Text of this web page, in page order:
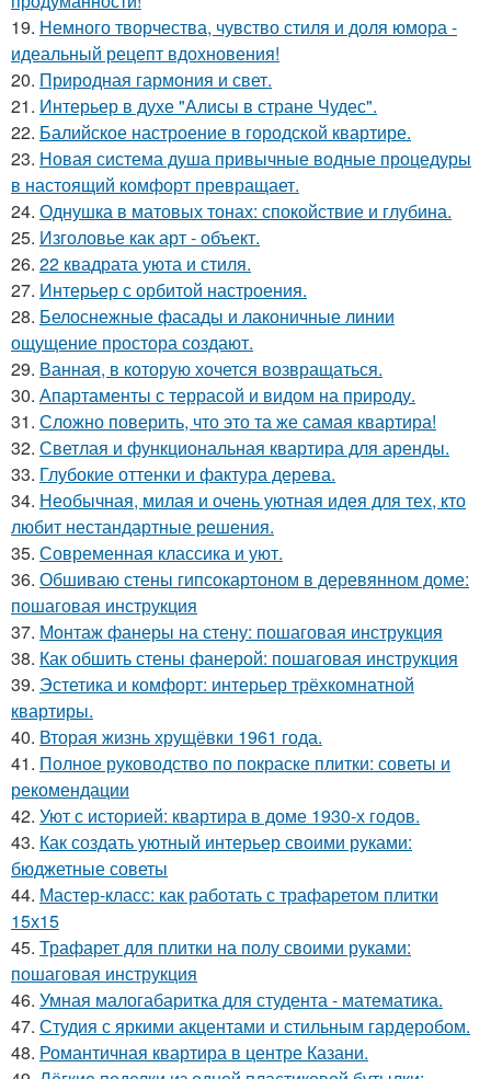
19. Немного творчества, чувство стиля и доля юмора -
идеальный рецепт вдохновения!
20. Природная гармония и свет.
21. Интерьер в духе "Алисы в стране Чудес".
22. Балийское настроение в городской квартире.
23. Новая система душа привычные водные процедуры
в настоящий комфорт превращает.
24. Однушка в матовых тонах: спокойствие и глубина.
25. Изголовье как арт - объект.
26. 22 квадрата уюта и стиля.
27. Интерьер с орбитой настроения.
28. Белоснежные фасады и лаконичные линии
ощущение простора создают.
29. Ванная, в которую хочется возвращаться.
30. Апартаменты с террасой и видом на природу.
31. Сложно поверить, что это та же самая квартира!
32. Светлая и функциональная квартира для аренды.
33. Глубокие оттенки и фактура дерева.
34. Необычная, милая и очень уютная идея для тех, кто
любит нестандартные решения.
35. Современная классика и уют.
36. Обшиваю стены гипсокартоном в деревянном доме:
пошаговая инструкция
37. Монтаж фанеры на стену: пошаговая инструкция
38. Как обшить стены фанерой: пошаговая инструкция
39. Эстетика и комфорт: интерьер трёхкомнатной
квартиры.
40. Вторая жизнь хрущёвки 1961 года.
41. Полное руководство по покраске плитки: советы и
рекомендации
42. Уют с историей: квартира в доме 1930-х годов.
43. Как создать уютный интерьер своими руками:
бюджетные советы
44. Мастер-класс: как работать с трафаретом плитки
15х15
45. Трафарет для плитки на полу своими руками:
пошаговая инструкция
46. Умная малогабаритка для студента - математика.
47. Студия с яркими акцентами и стильным гардеробом.
48. Романтичная квартира в центре Казани.